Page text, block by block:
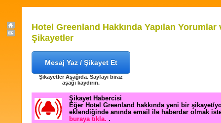
Hotel Greenland Hakkında Yapılan Yorumlar
Şikayetler
Mesaj Yaz / Şikayet Et
Şikayetler Aşağıda. Sayfayı biraz
aşağı kaydırın.
Şikayet Habercisi
Eğer Hotel Greenland hakkında yeni bir şikayet/
eklendiğinde anında email ile haberdar olmak
buraya tıkla. .